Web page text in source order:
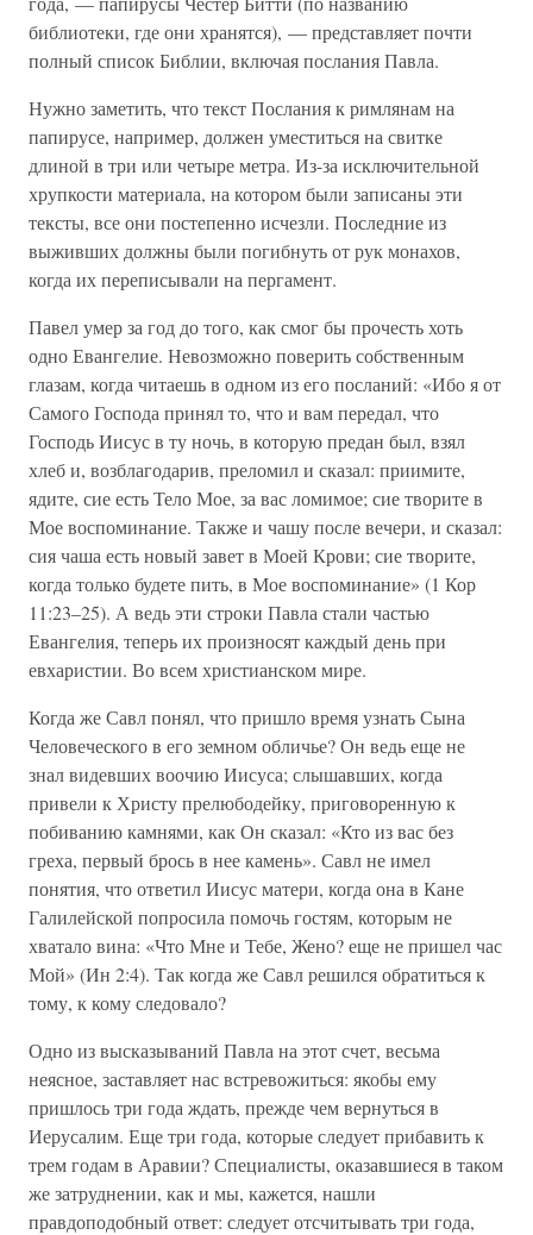
библиотеки, где они хранятся), — представляет почти
полный список Библии, включая послания Павла.
Нужно заметить, что текст Послания к римлянам на
папирусе, например, должен уместиться на свитке
длиной в три или четыре метра. Из-за исключительной
хрупкости материала, на котором были записаны эти
тексты, все они постепенно исчезли. Последние из
выживших должны были погибнуть от рук монахов,
когда их переписывали на пергамент.
Павел умер за год до того, как смог бы прочесть хоть
одно Евангелие. Невозможно поверить собственным
глазам, когда читаешь в одном из его посланий: «Ибо я от
Самого Господа принял то, что и вам передал, что
Господь Иисус в ту ночь, в которую предан был, взял
хлеб и, возблагодарив, преломил и сказал: приимите,
ядите, сие есть Тело Мое, за вас ломимое; сие творите в
Мое воспоминание. Также и чашу после вечери, и сказал:
сия чаша есть новый завет в Моей Крови; сие творите,
когда только будете пить, в Мое воспоминание» (1 Кор
11:23–25). А ведь эти строки Павла стали частью
Евангелия, теперь их произносят каждый день при
евхаристии. Во всем христианском мире.
Когда же Савл понял, что пришло время узнать Сына
Человеческого в его земном обличье? Он ведь еще не
знал видевших воочию Иисуса; слышавших, когда
привели к Христу прелюбодейку, приговоренную к
побиванию камнями, как Он сказал: «Кто из вас без
греха, первый брось в нее камень». Савл не имел
понятия, что ответил Иисус матери, когда она в Кане
Галилейской попросила помочь гостям, которым не
хватало вина: «Что Мне и Тебе, Жено? еще не пришел час
Мой» (Ин 2:4). Так когда же Савл решился обратиться к
тому, к кому следовало?
Одно из высказываний Павла на этот счет, весьма
неясное, заставляет нас встревожиться: якобы ему
пришлось три года ждать, прежде чем вернуться в
Иерусалим. Еще три года, которые следует прибавить к
трем годам в Аравии? Специалисты, оказавшиеся в таком
же затруднении, как и мы, кажется, нашли
правдоподобный ответ: следует отсчитывать три года,